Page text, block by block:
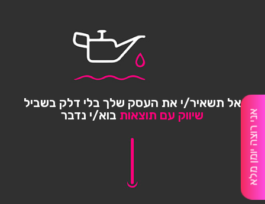
the city compost bin when you upgrade your phone.
Brooklyn Simmons
BARONE LLC
אני רוצה יומן מלא
אל תשאיר/י את העסק שלך בלי דלק בשביל
שיווק עם תוצאות בוא/י נדבר